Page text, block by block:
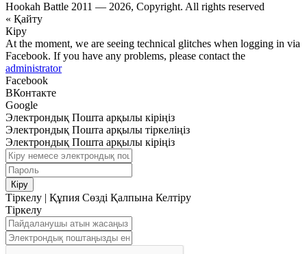
Hookah Battle 2011 — 2026, Copyright. All rights reserved
« Қайту
Кіру
At the moment, we are seeing technical glitches when logging in via
Facebook. If you have any problems, please contact the
administrator
Facebook
ВКонтакте
Google
Электрондық Пошта арқылы кіріңіз
Электрондық Пошта арқылы тіркеліңіз
Электрондық Пошта арқылы кіріңіз
Кіру
Тіркелу | Құпия Сөзді Қалпына Келтіру
Тіркелу